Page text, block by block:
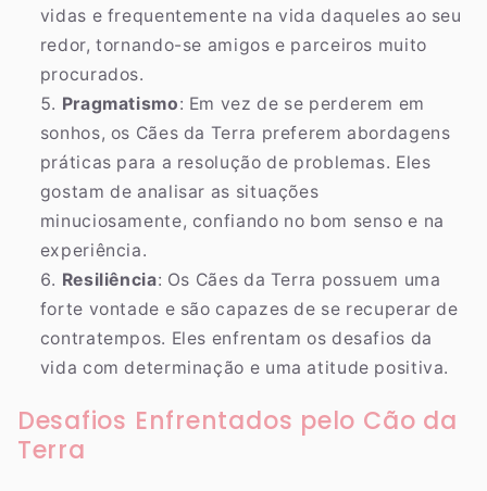
vidas e frequentemente na vida daqueles ao seu
redor, tornando-se amigos e parceiros muito
procurados.
Pragmatismo: Em vez de se perderem em
sonhos, os Cães da Terra preferem abordagens
práticas para a resolução de problemas. Eles
gostam de analisar as situações
minuciosamente, confiando no bom senso e na
experiência.
Resiliência: Os Cães da Terra possuem uma
forte vontade e são capazes de se recuperar de
contratempos. Eles enfrentam os desafios da
vida com determinação e uma atitude positiva.
Desafios Enfrentados pelo Cão da
Terra